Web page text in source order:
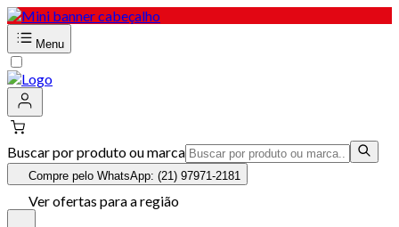
Menu
Buscar por produto ou marca
Compre pelo WhatsApp: (21) 97971-2181
Ver ofertas para a região